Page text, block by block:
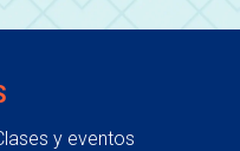
y eventos